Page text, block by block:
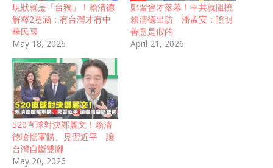
現狀就是「台獨」！賴清德
解釋2意涵：有台灣才有中
華民國
May 18, 2026
鄭習會才落幕！中共就阻撓
賴清德出訪 潘孟安：證明
善意是假的
April 21, 2026
520直球對決鄭麗文！賴清
德嗆擋軍購、見習近平 讓
台灣自斷雙腳
May 20, 2026